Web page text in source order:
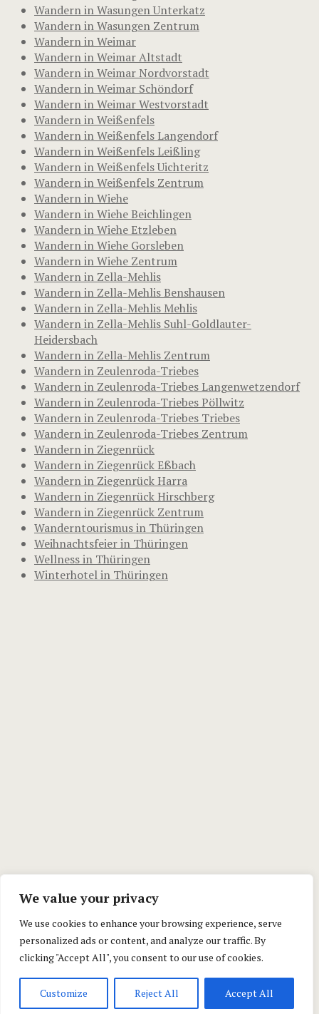
We value your privacy
We use cookies to enhance your browsing experience, serve
personalized ads or content, and analyze our traffic. By
clicking "Accept All", you consent to our use of cookies.
Customize Reject All Accept All
Wandern in Wasungen Unterkatz
Wandern in Wasungen Zentrum
Wandern in Weimar
Wandern in Weimar Altstadt
Wandern in Weimar Nordvorstadt
Wandern in Weimar Schöndorf
Wandern in Weimar Westvorstadt
Wandern in Weißenfels
Wandern in Weißenfels Langendorf
Wandern in Weißenfels Leißling
Wandern in Weißenfels Uichteritz
Wandern in Weißenfels Zentrum
Wandern in Wiehe
Wandern in Wiehe Beichlingen
Wandern in Wiehe Etzleben
Wandern in Wiehe Gorsleben
Wandern in Wiehe Zentrum
Wandern in Zella-Mehlis
Wandern in Zella-Mehlis Benshausen
Wandern in Zella-Mehlis Mehlis
Wandern in Zella-Mehlis Suhl-Goldlauter-
Heidersbach
Wandern in Zella-Mehlis Zentrum
Wandern in Zeulenroda-Triebes
Wandern in Zeulenroda-Triebes Langenwetzendorf
Wandern in Zeulenroda-Triebes Pöllwitz
Wandern in Zeulenroda-Triebes Triebes
Wandern in Zeulenroda-Triebes Zentrum
Wandern in Ziegenrück
Wandern in Ziegenrück Eßbach
Wandern in Ziegenrück Harra
Wandern in Ziegenrück Hirschberg
Wandern in Ziegenrück Zentrum
Wanderntourismus in Thüringen
Weihnachtsfeier in Thüringen
Wellness in Thüringen
Winterhotel in Thüringen